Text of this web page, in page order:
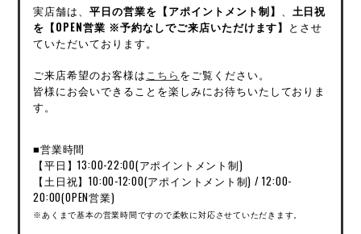
実店舗は、平日の営業を【アポイントメント制】 、 土日祝
を【OPEN営業 ※予約なしでご来店いただけます】 とさせ
ていただいております。
ご来店希望のお客様はこちら をご覧ください。
皆様にお会いできることを楽しみにお待ちいたしておりま
す。
■営業時間
【平日】13:00-22:00(アポイントメント制)
【土日祝】10:00-12:00(アポイントメント制) / 12:00-
20:00(OPEN営業)
※あくまで基本の営業時間ですので柔軟に対応させていただきます。